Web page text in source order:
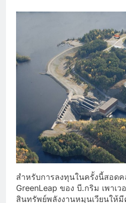
สำหรับการลงทุนในครั้งนี้สอด
GreenLeap ของ บี.กริม เพาเ
สินทรัพย์พลังงานหมุนเวียนให้